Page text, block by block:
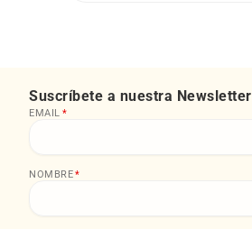
Suscríbete a nuestra Newsletter
EMAIL *
NOMBRE*